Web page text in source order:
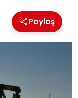
Paylaş